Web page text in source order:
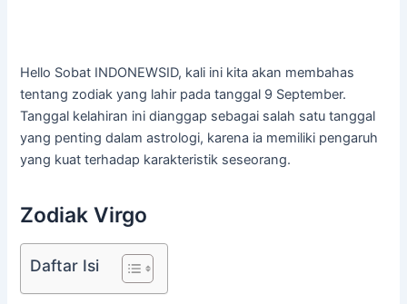
Hello Sobat INDONEWSID, kali ini kita akan membahas
tentang zodiak yang lahir pada tanggal 9 September.
Tanggal kelahiran ini dianggap sebagai salah satu tanggal
yang penting dalam astrologi, karena ia memiliki pengaruh
yang kuat terhadap karakteristik seseorang.
Zodiak Virgo
Daftar Isi